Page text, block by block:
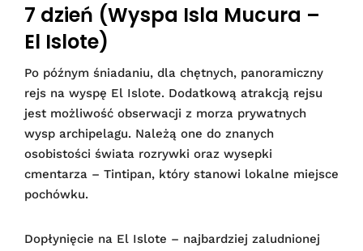
7 dzień (Wyspa Isla Mucura –
El Islote)
Po późnym śniadaniu, dla chętnych, panoramiczny
rejs na wyspę El Islote. Dodatkową atrakcją rejsu
jest możliwość obserwacji z morza prywatnych
wysp archipelagu. Należą one do znanych
osobistości świata rozrywki oraz wysepki
cmentarza – Tintipan, który stanowi lokalne miejsce
pochówku.
Dopłynięcie na El Islote – najbardziej zaludnionej